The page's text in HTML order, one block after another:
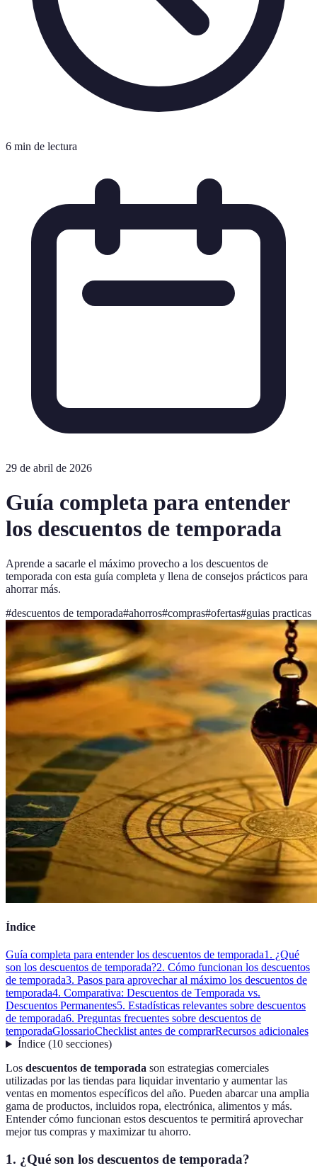
6 min de lectura
29 de abril de 2026
Guía completa para entender
los descuentos de temporada
Aprende a sacarle el máximo provecho a los descuentos de
temporada con esta guía completa y llena de consejos prácticos para
ahorrar más.
#descuentos de temporada#ahorros#compras#ofertas#guias practicas
Índice
Guía completa para entender los descuentos de temporada1. ¿Qué
son los descuentos de temporada?2. Cómo funcionan los descuentos
de temporada3. Pasos para aprovechar al máximo los descuentos de
temporada4. Comparativa: Descuentos de Temporada vs.
Descuentos Permanentes5. Estadísticas relevantes sobre descuentos
de temporada6. Preguntas frecuentes sobre descuentos de
temporadaGlossarioChecklist antes de comprarRecursos adicionales
Índice(10 secciones)
Los descuentos de temporada son estrategias comerciales
utilizadas por las tiendas para liquidar inventario y aumentar las
ventas en momentos específicos del año. Pueden abarcar una amplia
gama de productos, incluidos ropa, electrónica, alimentos y más.
Entender cómo funcionan estos descuentos te permitirá aprovechar
mejor tus compras y maximizar tu ahorro.
1. ¿Qué son los descuentos de temporada?